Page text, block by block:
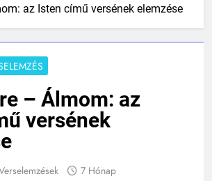
az Isten című versének elemzése
– Álmom: az
versének
7 Hónap